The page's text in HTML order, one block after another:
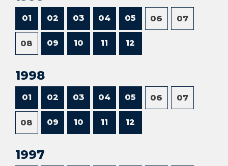
01 02 03 04 05 06 07
08 09 10 11 12
1998
01 02 03 04 05 06 07
08 09 10 11 12
1997